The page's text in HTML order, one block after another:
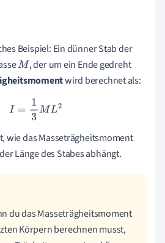
Beispiel: Ein dünner Stab der
M , der um ein Ende gedreht
wird berechnet als:
I= 13ML2
wie das Masseträgheitsmoment
Länge des Stabes abhängt.
du das Masseträgheitsmoment
Körpern berechnen musst,